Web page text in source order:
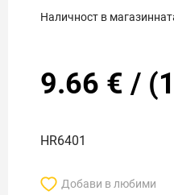
Наличност в
9.66 € / (
HR6401
Добави в любими